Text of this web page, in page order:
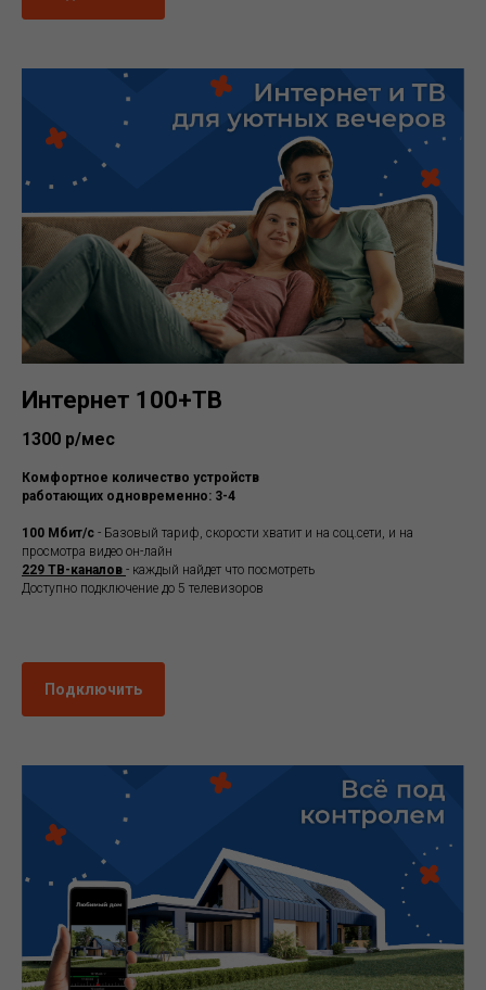
Интернет 100+ТВ
1300 р/мес
Комфортное количество устройств
работающих одновременно: 3-4
100 Мбит/с - Базовый тариф, скорости хватит и на соц.сети, и на
просмотра видео он-лайн
229 ТВ-каналов - каждый найдет что посмотреть
Доступно подключение до 5 телевизоров
Подключить